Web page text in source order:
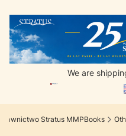
We are
Stratus MMPBooks